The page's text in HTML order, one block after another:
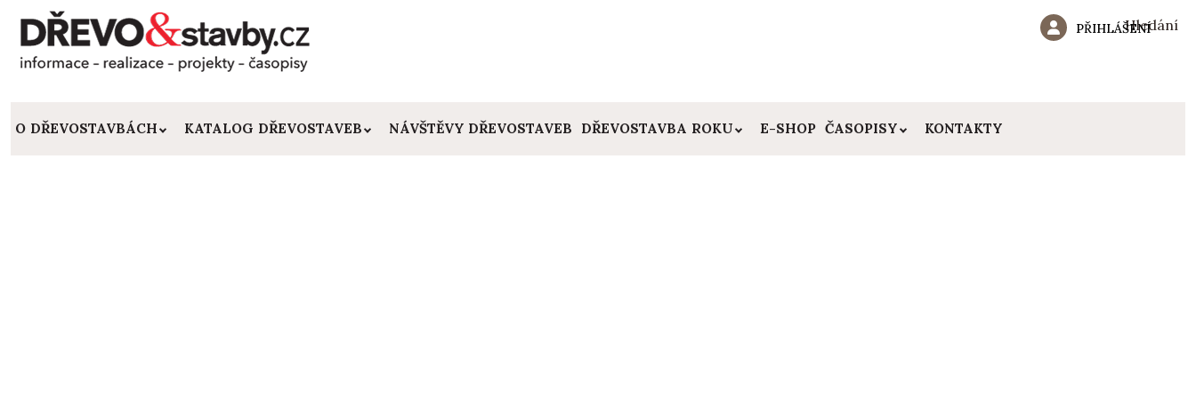
Hledání
PŘIHLÁŠENÍ
O DŘEVOSTAVBÁCH KATALOG DŘEVOSTAVEB NÁVŠTĚVY DŘEVOSTAVEB DŘEVOSTAVBA ROKU E-SHOP ČASOPISY KONTAKTY